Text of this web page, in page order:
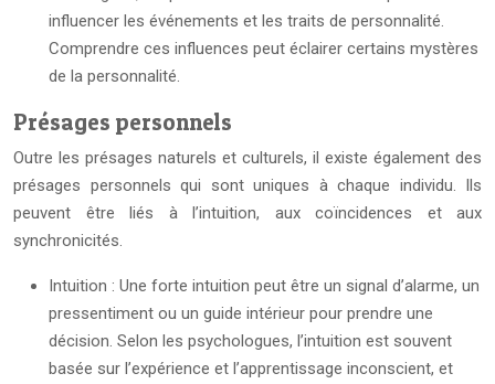
influencer les événements et les traits de personnalité.
Comprendre ces influences peut éclairer certains mystères
de la personnalité.
Présages personnels
Outre les présages naturels et culturels, il existe également des
présages personnels qui sont uniques à chaque individu. Ils
peuvent être liés à l’intuition, aux coïncidences et aux
synchronicités.
Intuition : Une forte intuition peut être un signal d’alarme, un
pressentiment ou un guide intérieur pour prendre une
décision. Selon les psychologues, l’intuition est souvent
basée sur l’expérience et l’apprentissage inconscient, et